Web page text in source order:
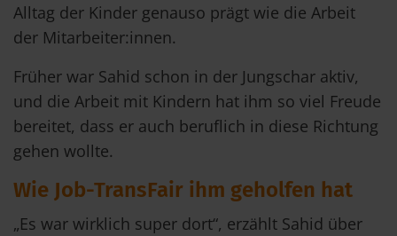
Alltag der Kinder genauso prägt wie die Arbeit
der Mitarbeiter:innen.
Früher war Sahid schon in der Jungschar aktiv,
und die Arbeit mit Kindern hat ihm so viel Freude
bereitet, dass er auch beruflich in diese Richtung
gehen wollte.
Wie Job-TransFair ihm geholfen hat
„Es war wirklich super dort“, erzählt Sahid über